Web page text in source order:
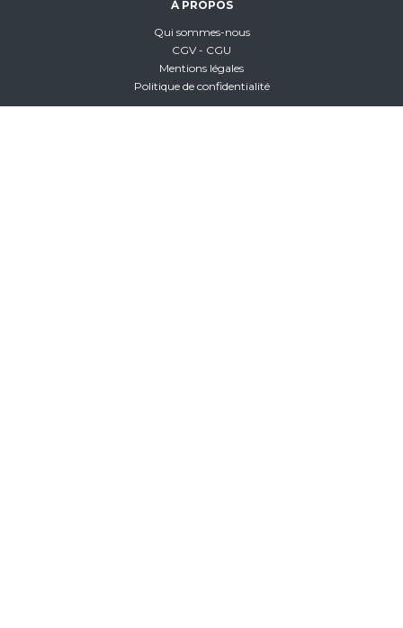
À PROPOS
Qui sommes-nous
CGV - CGU
Mentions légales
Politique de confidentialité